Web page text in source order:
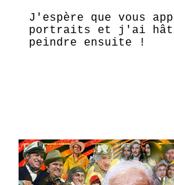
J'espère que vous
portraits et j'ai hâte
peindre ensuite !